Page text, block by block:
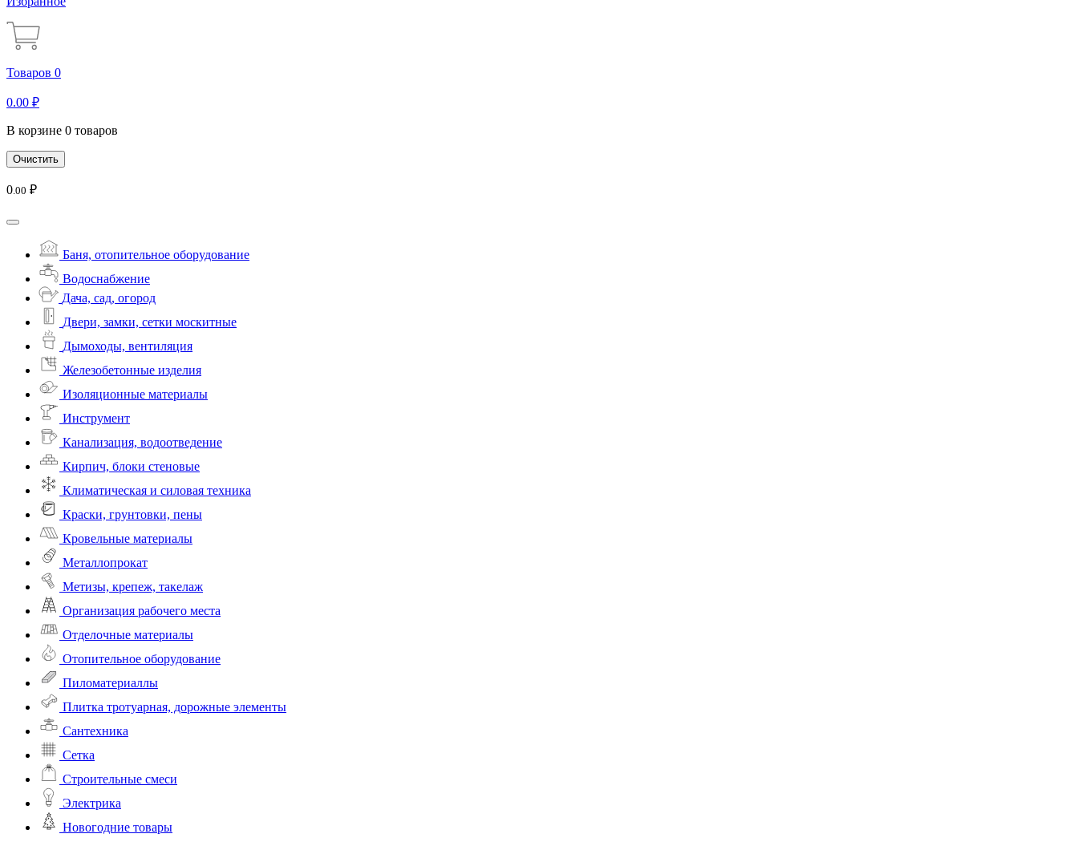
Товаров 0
0.00 ₽
В корзине 0 товаров
Очистить
0 .00 ₽
Баня, отопительное оборудование
Водоснабжение
Дача, сад, огород
Двери, замки, сетки москитные
Дымоходы, вентиляция
Железобетонные изделия
Изоляционные материалы
Инструмент
Канализация, водоотведение
Кирпич, блоки стеновые
Климатическая и силовая техника
Краски, грунтовки, пены
Кровельные материалы
Металлопрокат
Метизы, крепеж, такелаж
Организация рабочего места
Отделочные материалы
Отопительное оборудование
Пиломатериаллы
Плитка тротуарная, дорожные элементы
Сантехника
Сетка
Строительные смеси
Электрика
Новогодние товары